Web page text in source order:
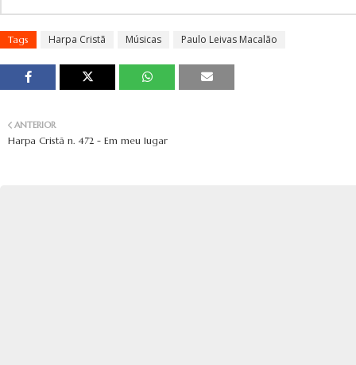
Tags Harpa Cristã Músicas Paulo Leivas Macalão
ANTERIOR
Harpa Cristã n. 472 - Em meu lugar